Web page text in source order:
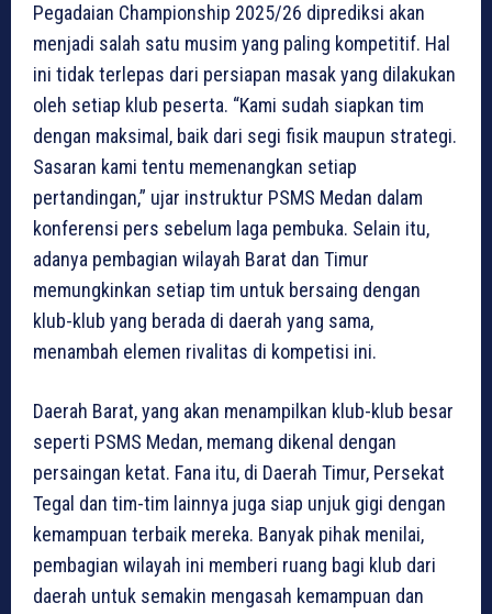
Pegadaian Championship 2025/26 diprediksi akan
menjadi salah satu musim yang paling kompetitif. Hal
ini tidak terlepas dari persiapan masak yang dilakukan
oleh setiap klub peserta. “Kami sudah siapkan tim
dengan maksimal, baik dari segi fisik maupun strategi.
Sasaran kami tentu memenangkan setiap
pertandingan,” ujar instruktur PSMS Medan dalam
konferensi pers sebelum laga pembuka. Selain itu,
adanya pembagian wilayah Barat dan Timur
memungkinkan setiap tim untuk bersaing dengan
klub-klub yang berada di daerah yang sama,
menambah elemen rivalitas di kompetisi ini.
Daerah Barat, yang akan menampilkan klub-klub besar
seperti PSMS Medan, memang dikenal dengan
persaingan ketat. Fana itu, di Daerah Timur, Persekat
Tegal dan tim-tim lainnya juga siap unjuk gigi dengan
kemampuan terbaik mereka. Banyak pihak menilai,
pembagian wilayah ini memberi ruang bagi klub dari
daerah untuk semakin mengasah kemampuan dan